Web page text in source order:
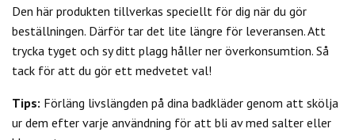
Den här produkten tillverkas speciellt för dig när du gör
beställningen. Därför tar det lite längre för leveransen. Att
trycka tyget och sy ditt plagg håller ner överkonsumtion. Så
tack för att du gör ett medvetet val!
Tips: Förläng livslängden på dina badkläder genom att skölja
ur dem efter varje användning för att bli av med salter eller